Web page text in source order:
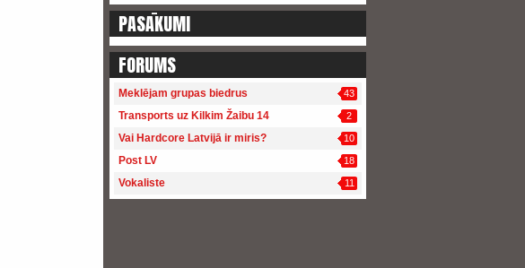
PASĀKUMI
FORUMS
Meklējam grupas biedrus 43
Transports uz Kilkim Žaibu 14 2
Vai Hardcore Latvijā ir miris? 10
Post LV 18
Vokaliste 11